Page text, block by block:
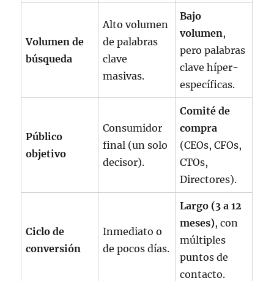
Volumen de
búsqueda
Alto volumen
de palabras
clave
masivas.
Bajo
volumen,
pero palabras
clave híper-
específicas.
Público
objetivo
Consumidor
final (un solo
decisor).
Comité de
compra
(CEOs, CFOs,
CTOs,
Directores).
Ciclo de
conversión
Inmediato o
de pocos días.
Largo (3 a 12
meses), con
múltiples
puntos de
contacto.